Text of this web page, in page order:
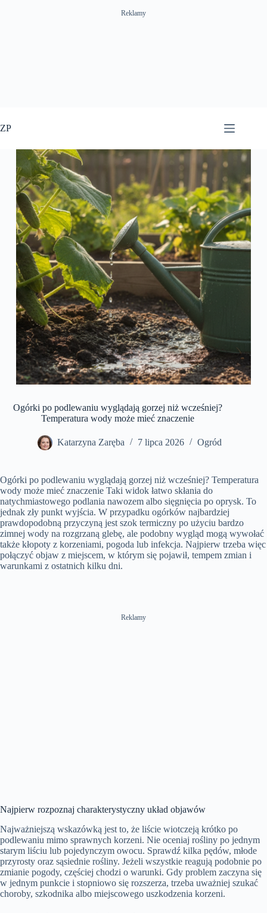
Reklamy
do
treści
ZP
Ogórki po podlewaniu wyglądają gorzej niż wcześniej?
Temperatura wody może mieć znaczenie
Katarzyna Zaręba 7 lipca 2026 Ogród
Ogórki po podlewaniu wyglądają gorzej niż wcześniej? Temperatura
wody może mieć znaczenie Taki widok łatwo skłania do
natychmiastowego podlania nawozem albo sięgnięcia po oprysk. To
jednak zły punkt wyjścia. W przypadku ogórków najbardziej
prawdopodobną przyczyną jest szok termiczny po użyciu bardzo
zimnej wody na rozgrzaną glebę, ale podobny wygląd mogą wywołać
także kłopoty z korzeniami, pogoda lub infekcja. Najpierw trzeba więc
połączyć objaw z miejscem, w którym się pojawił, tempem zmian i
warunkami z ostatnich kilku dni.
Reklamy
Najpierw rozpoznaj charakterystyczny układ objawów
Najważniejszą wskazówką jest to, że liście wiotczeją krótko po
podlewaniu mimo sprawnych korzeni. Nie oceniaj rośliny po jednym
starym liściu lub pojedynczym owocu. Sprawdź kilka pędów, młode
przyrosty oraz sąsiednie rośliny. Jeżeli wszystkie reagują podobnie po
zmianie pogody, częściej chodzi o warunki. Gdy problem zaczyna się
w jednym punkcie i stopniowo się rozszerza, trzeba uważniej szukać
choroby, szkodnika albo miejscowego uszkodzenia korzeni.